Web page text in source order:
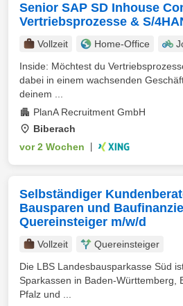
Senior SAP SD Inhouse
Vertriebsprozesse & S/
Vollzeit Home-Office
Inside: Möchtest du
dabei in einem wachsenden
deinem ...
PlanA Recruitment GmbH
Biberach
vor 2 Wochen
Selbständiger
Bausparen und
Quereinsteiger m/w/d
Vollzeit
Quereinsteiger
Die LBS Landesbausparkasse Süd
Sparkassen in Baden-Württemberg,
Pfalz und ...